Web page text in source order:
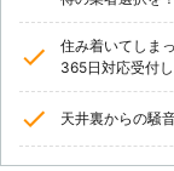
住み着いてしま
365日対応受付し
天井裏からの騒